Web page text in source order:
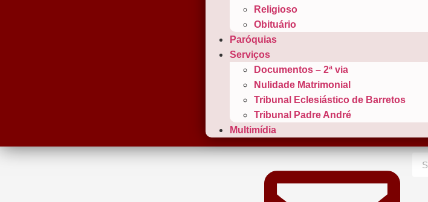
Religioso
Obituário
Paróquias
Serviços
Documentos – 2ª via
Nulidade Matrimonial
Tribunal Eclesiástico de Barretos
Tribunal Padre André
Multimídia